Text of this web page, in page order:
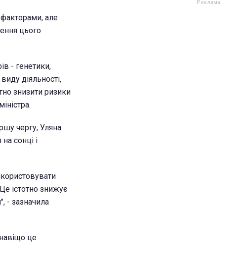
але
цього
- генетики,
діяльності,
знизити ризики
чергу, Уляна
сонці і
істотно знижує
- зазначила
це